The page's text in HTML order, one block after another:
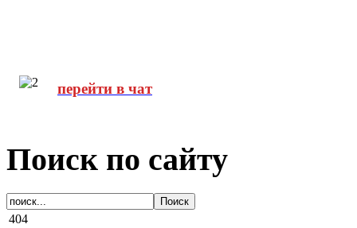
перейти в чат
Поиск по сайту
404